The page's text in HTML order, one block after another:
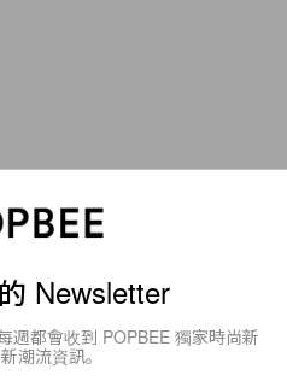
時尚金屬風！
質是給點「春光就閃耀」，讓妳從暗
陽的金黃繽紛璀璨！提到金屬面料，
好了金屬色也可以讓妳在人群中脫穎
23
Newsletter
週都會收到 POPBEE 獨家時尚新
潮流資訊。